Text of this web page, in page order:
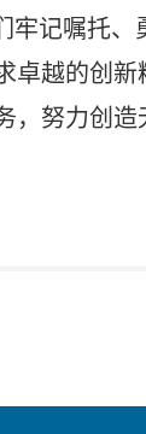
牢记嘱托、
卓越的创
，努力创造